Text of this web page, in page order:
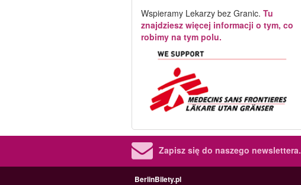
Wspieramy Lekarzy bez Granic. Tu
znajdziesz więcej informacji o tym, co
robimy na tym polu.
Zapisz się do naszego newslettera.
BerlinBilety.pl